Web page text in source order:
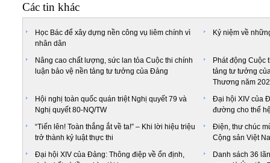
Các tin khác
Học Bác để xây dựng nền công vụ liêm chính vì
nhân dân
Kỷ niệm về
Nâng cao chất lượng, sức lan tỏa Cuộc thi chính
luận bảo vệ nền tảng tư tưởng của Đảng
Phát động Cuộc
tảng tư tưởng
Thương năm
Hội nghị toàn quốc quán triệt Nghị quyết 79 và
Nghị quyết 80-NQ/TW
Đại hội XIV của
đường cho thế
“Tiến lên! Toàn thắng ắt về ta!” – Khi lời hiệu triệu
trở thành kỷ luật thực thi
Điện, thư chúc
Cộng sản Việt
Đại hội XIV của Đảng: Thông điệp về ổn định,
Danh sách 36